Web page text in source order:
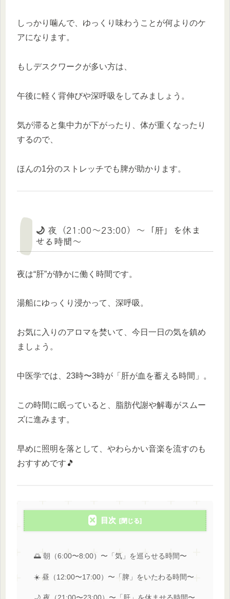
しっかり噛んで、ゆっくり味わうことが何よりのケ
アになります。
もしデスクワークが多い方は、
午後に軽く背伸びや深呼吸をしてみましょう。
気が滞ると集中力が下がったり、体が重くなったり
するので、
ほんの1分のストレッチでも脾が助かります。
🌙 夜（21:00〜23:00）〜「肝」を休ま
せる時間〜
夜は“肝”が静かに働く時間です。
湯船にゆっくり浸かって、深呼吸。
お気に入りのアロマを焚いて、今日一日の気を鎮め
ましょう。
中医学では、23時〜3時が「肝が血を蓄える時間」。
この時間に眠っていると、脂肪代謝や解毒がスムー
ズに進みます。
早めに照明を落として、やわらかい音楽を流すのも
おすすめです🎵
目次
🌅 朝（6:00〜8:00）〜「気」を巡らせる時間〜
☀️ 昼（12:00〜17:00）〜「脾」をいたわる時間〜